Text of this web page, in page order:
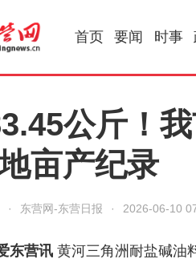
首页 要闻 时事
公斤！
亩产纪录
· 东营网-东营日报 · 2026-06-10
东营讯 黄河三角洲耐盐碱油